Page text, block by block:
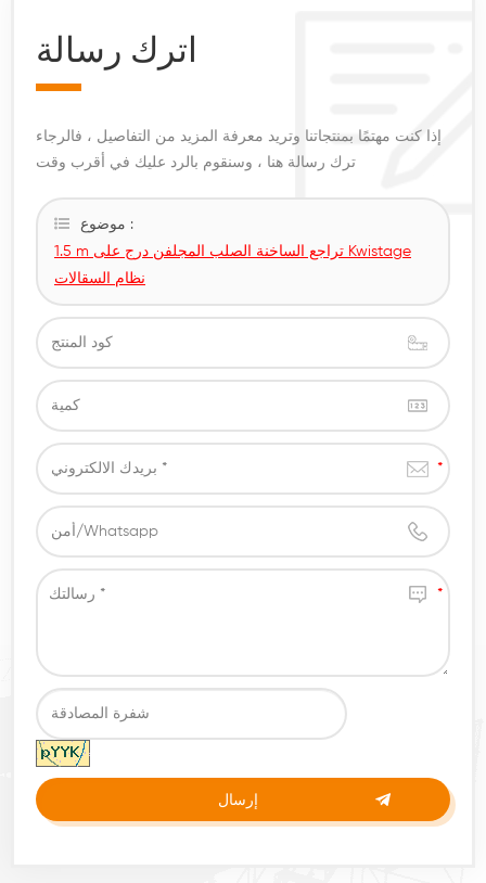
اترك رسالة
إذا كنت مهتمًا بمنتجاتنا وتريد معرفة المزيد من التفاصيل ، فالرجاء
ترك رسالة هنا ، وسنقوم بالرد عليك في أقرب وقت
موضوع :
1.5 m تراجع الساخنة الصلب المجلفن درج على Kwistage
نظام السقالات